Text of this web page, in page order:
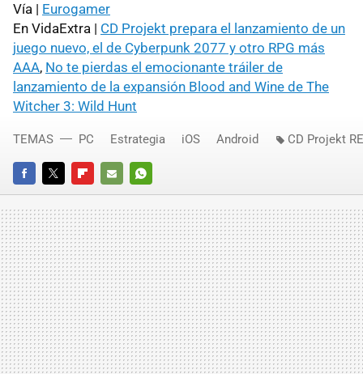
Vía | Eurogamer
En VidaExtra | CD Projekt prepara el lanzamiento de un
juego nuevo, el de Cyberpunk 2077 y otro RPG más
AAA, No te pierdas el emocionante tráiler de
lanzamiento de la expansión Blood and Wine de The
Witcher 3: Wild Hunt
FACEBOOKTWITTERFLIPBOARD
E-
MAIL
WHATSAPP
TEMAS PC Estrategia iOS Android CD Projekt